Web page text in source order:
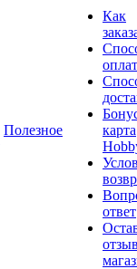
Полезное
Как
карта
ответ